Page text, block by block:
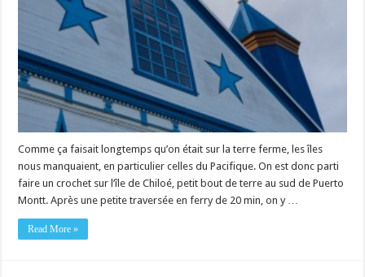
Comme ça faisait longtemps qu’on était sur la terre ferme, les îles
nous manquaient, en particulier celles du Pacifique. On est donc parti
faire un crochet sur l’île de Chiloé, petit bout de terre au sud de Puerto
Montt. Après une petite traversée en ferry de 20 min, on y …
Read More »